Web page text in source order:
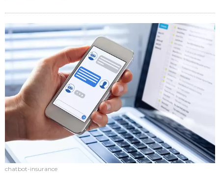
chatbot-insurance